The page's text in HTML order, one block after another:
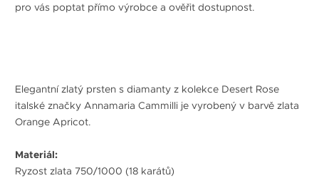
pro vás poptat přímo výrobce a ověřit dostupnost.
Elegantní zlatý prsten s diamanty z kolekce Desert Rose
italské značky Annamaria Cammilli je vyrobený v barvě zlata
Orange Apricot.
Materiál:
Ryzost zlata 750/1000 (18 karátů)